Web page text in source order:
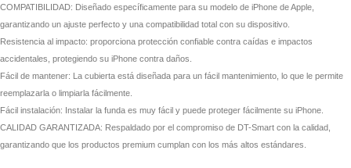
COMPATIBILIDAD: Diseñado específicamente para su modelo de iPhone de Apple,
garantizando un ajuste perfecto y una compatibilidad total con su dispositivo.
Resistencia al impacto: proporciona protección confiable contra caídas e impactos
accidentales, protegiendo su iPhone contra daños.
Fácil de mantener: La cubierta está diseñada para un fácil mantenimiento, lo que le permite
reemplazarla o limpiarla fácilmente.
Fácil instalación: Instalar la funda es muy fácil y puede proteger fácilmente su iPhone.
CALIDAD GARANTIZADA: Respaldado por el compromiso de DT-Smart con la calidad,
garantizando que los productos premium cumplan con los más altos estándares.